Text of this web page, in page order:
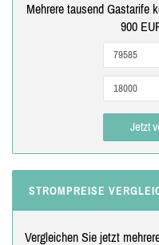
Mehrere tausend Gastarife
900
Jetzt
STROMPREISE
Vergleichen Sie jetzt